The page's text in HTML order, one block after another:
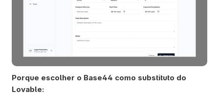
Porque escolher o Base44 como substituto do
Lovable: